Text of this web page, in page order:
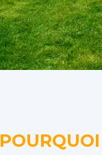
POURQUOI